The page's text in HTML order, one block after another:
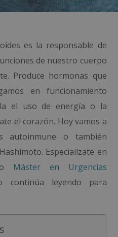
es la responsable de
de nuestro cuerpo
Produce hormonas que
en funcionamiento
el uso de energía o la
el corazón. Hoy vamos a
o también
Especialízate en
Máster en Urgencias
continúa leyendo para